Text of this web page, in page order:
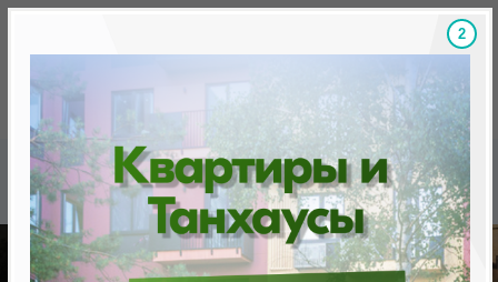
Скидки на новостройки, бонусы Готовые
1